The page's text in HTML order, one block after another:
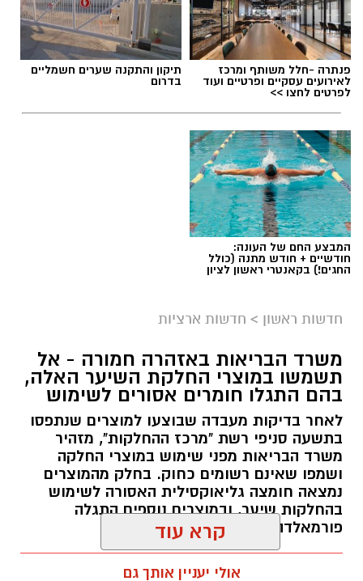
פנתרה -חלל משותף ומרכז
לאירועים עסקיים ופרטיים ועוד
לפרטים לחצו >>
תיקון והתקנה שערים חשמליים
בדרום
המבצע החם של העונה:
חודשיים + חודש מתנה (כולל
החגים!) בקאנטרי ראשון לציון
חדשות ראשון > חדשות ארציות
משרד הבריאות באזהרה חמורה - אל
תשמשו במוצרי החלקת השיער האלה,
בהם התגלו חומרים אסורים לשימוש
לאחר בדיקות מעבדה שבוצעו למוצרים שנתפסו
בתשעה סניפי רשת "מרכז ההחלקות", מזהיר
משרד הבריאות מפני שימוש במוצרי החלקה
ושמפו שאינם רשומים כחוק. בחלק מהמוצרים
נמצאה חומצה גליאוקסילית האסורה לשימוש
בהחלקות שיער, ובמוצרים נוספים התגלה
פורמאלדהיד - חומר המוגדר כמסרטן
קרא עוד
אולי יעניין אותך גם